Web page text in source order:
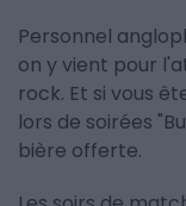
Personnel
on y vient pour
rock. Et si vous
lors de soirées
bière offerte.